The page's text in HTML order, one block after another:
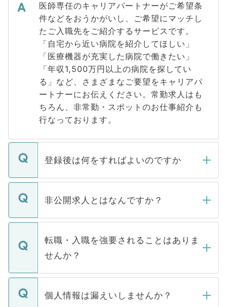
医師専任のキャリアパートナーがご希望条
件などをおうかがいし、ご希望にマッチし
たご入職先をご紹介するサービスです。
「自宅から近い病院を紹介してほしい」
「医療機器が充実した病院で働きたい」
「年収1,500万円以上の病院を探してい
る」など、さまざまなご要望をキャリアパ
ートナーにお伝えください。常勤求人はも
ちろん、非常勤・スポットのお仕事紹介も
行なっております。
登録後は何をすればよいのですか
ご登録いただきましたら、弊社担当者がご
登録内容を確認し、その後メールもしくは
ます。通常、5営業日以内にはご連絡をせて
いただきますので、しばらくお待ちくださ
非公開求人とはなんですか？
マイナビDOCTORで取り扱っている求人の
うち約3割は、Webサイトからご覧いただ
けない「非公開求人」です。非公開求人は
下記の理由によって、一般には公開してい
ません。
■応募殺到を避けるため 人気のある医療機
転職・入職を強要されることはありま
せんか？
転職・入職を強要することは一切ありませ
ん。また、仮に応募先から内定をいただい
個人情報は漏えいしませんか？